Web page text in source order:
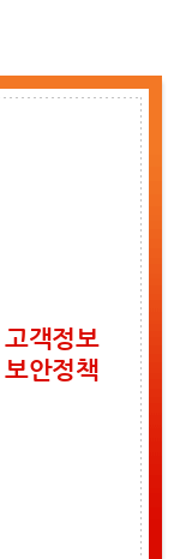
고객정보
보안정책